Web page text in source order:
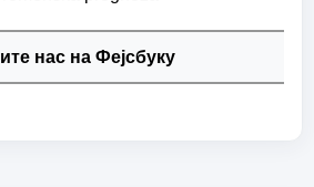
нас на Фејсбуку